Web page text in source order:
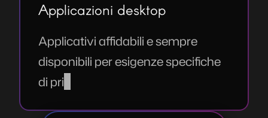
Applicazioni desktop
Applicativi affidabili e sempre
disponibili per esigenze specifiche
di privacy e sicurezza.